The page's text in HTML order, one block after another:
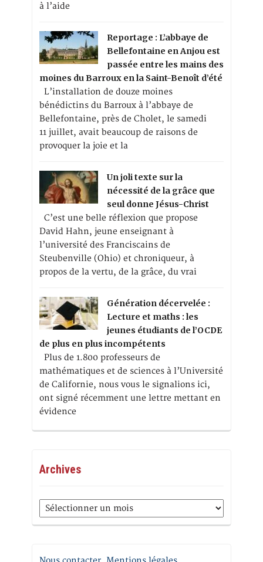
à l’aide
Reportage : L’abbaye de
Bellefontaine en Anjou est
passée entre les mains des
moines du Barroux en la Saint-Benoît d’été
L’installation de douze moines
bénédictins du Barroux à l’abbaye de
Bellefontaine, près de Cholet, le samedi
11 juillet, avait beaucoup de raisons de
provoquer la joie et la
Un joli texte sur la
nécessité de la grâce que
seul donne Jésus-Christ
C’est une belle réflexion que propose
David Hahn, jeune enseignant à
l’université des Franciscains de
Steubenville (Ohio) et chroniqueur, à
propos de la vertu, de la grâce, du vrai
Génération décervelée :
Lecture et maths : les
jeunes étudiants de l’OCDE
de plus en plus incompétents
Plus de 1.800 professeurs de
mathématiques et de sciences à l’Université
de Californie, nous vous le signalions ici,
ont signé récemment une lettre mettant en
évidence
Archives
Archives